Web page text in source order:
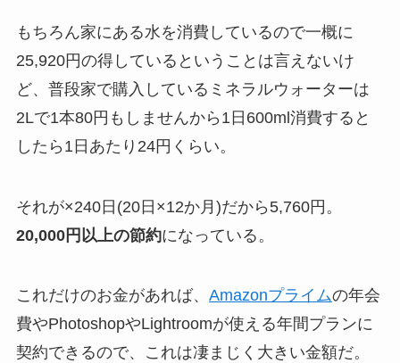
もちろん家にある水を消費しているので一概に
25,920円の得しているということは言えないけ
ど、普段家で購入しているミネラルウォーターは
2Lで1本80円もしませんから1日600ml消費すると
したら1日あたり24円くらい。
それが×240日(20日×12か月)だから5,760円。
20,000円以上の節約になっている。
これだけのお金があれば、 Amazonプライムの年会
費やPhotoshopやLightroomが使える年間プランに
契約できるので、これは凄まじく大きい金額だ。